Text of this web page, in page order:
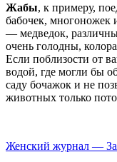
Жабы, к примеру,
бабочек,
— медведок,
очень голодны,
Если поблизости от
водой, где могли бы
саду бочажок и не
животных только
Женский журнал —